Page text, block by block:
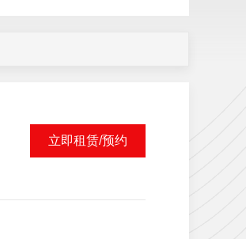
立即租赁/预约